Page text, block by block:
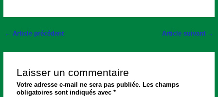
← Article précédent Article suivant →
Laisser un commentaire
Votre adresse e-mail ne sera pas publiée. Les champs
obligatoires sont indiqués avec*